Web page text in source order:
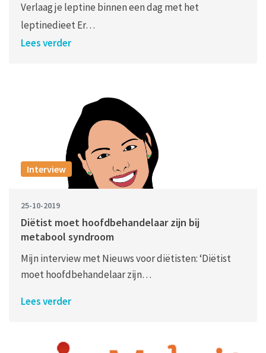
Verlaag je leptine binnen een dag met het
leptinedieet Er…
Lees verder
Interview
25-10-2019
Diëtist moet hoofdbehandelaar zijn bij
metabool syndroom
Mijn interview met Nieuws voor diëtisten: ‘Diëtist
moet hoofdbehandelaar zijn…
Lees verder